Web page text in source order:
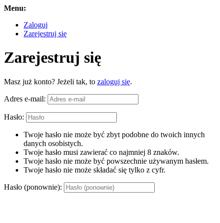
Menu:
Zaloguj
Zarejestruj się
Zarejestruj się
Masz już konto? Jeżeli tak, to zaloguj się.
Adres e-mail:
Hasło:
Twoje hasło nie może być zbyt podobne do twoich innych
danych osobistych.
Twoje hasło musi zawierać co najmniej 8 znaków.
Twoje hasło nie może być powszechnie używanym hasłem.
Twoje hasło nie może składać się tylko z cyfr.
Hasło (ponownie):